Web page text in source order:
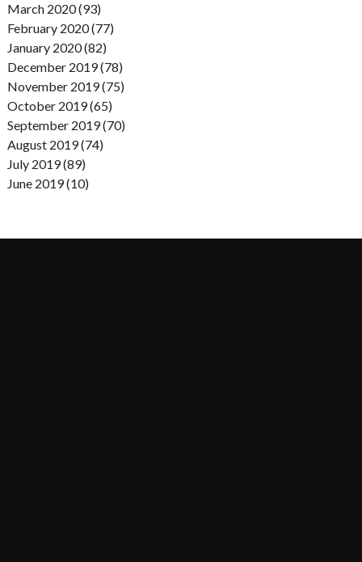
March 2020 (93)
February 2020 (77)
January 2020 (82)
December 2019 (78)
November 2019 (75)
October 2019 (65)
September 2019 (70)
August 2019 (74)
July 2019 (89)
June 2019 (10)